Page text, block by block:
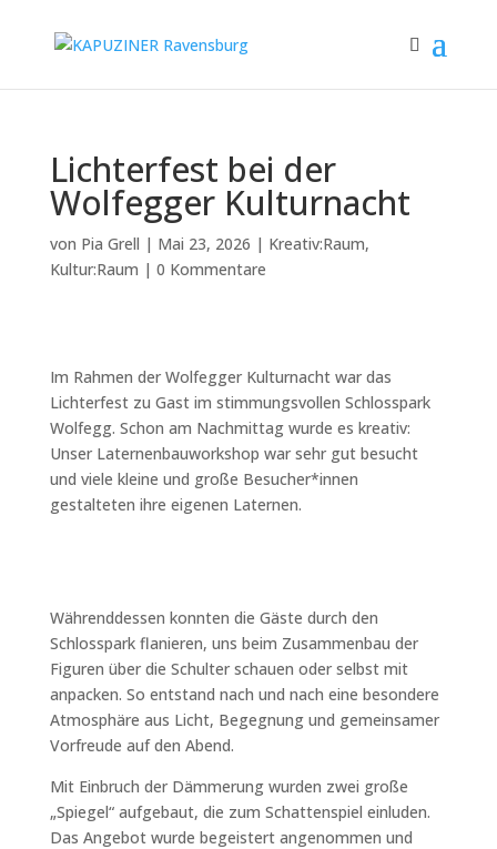
Lichterfest bei der
Wolfegger Kulturnacht
von Pia Grell | Mai 23, 2026 | Kreativ:Raum,
Kultur:Raum | 0 Kommentare
Im Rahmen der Wolfegger Kulturnacht war das
Lichterfest zu Gast im stimmungsvollen Schlosspark
Wolfegg. Schon am Nachmittag wurde es kreativ:
Unser Laternenbauworkshop war sehr gut besucht
und viele kleine und große Besucher*innen
gestalteten ihre eigenen Laternen.
Währenddessen konnten die Gäste durch den
Schlosspark flanieren, uns beim Zusammenbau der
Figuren über die Schulter schauen oder selbst mit
anpacken. So entstand nach und nach eine besondere
Atmosphäre aus Licht, Begegnung und gemeinsamer
Vorfreude auf den Abend.
Mit Einbruch der Dämmerung wurden zwei große
„Spiegel“ aufgebaut, die zum Schattenspiel einluden.
Das Angebot wurde begeistert angenommen und